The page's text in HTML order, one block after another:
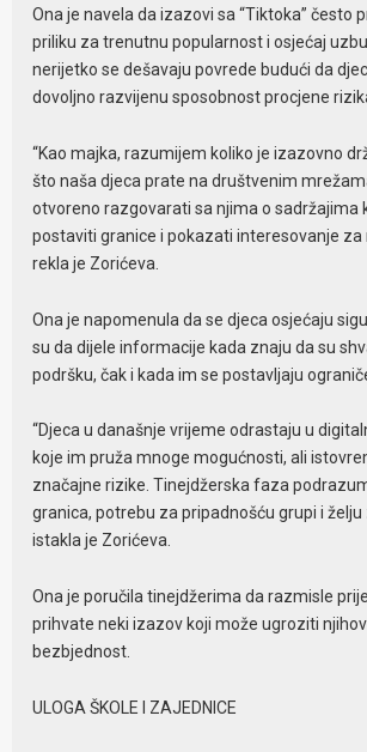
Ona je navela da izazovi sa “Tiktoka” često
priliku za trenutnu popularnost i osjećaj
nerijetko se dešavaju povrede budući da
dovoljno razvijenu sposobnost procjene
“Kao majka, razumijem koliko je izazovno
što naša djeca prate na društvenim
otvoreno razgovarati sa njima o sadržajima
postaviti granice i pokazati interesovanje za
rekla je Zorićeva.
Ona je napomenula da se djeca osjećaju
su da dijele informacije kada znaju da su
podršku, čak i kada im se postavljaju
“Djeca u današnje vrijeme odrastaju u
koje im pruža mnoge mogućnosti, ali
značajne rizike. Tinejdžerska faza
granica, potrebu za pripadnošću grupi i želju
istakla je Zorićeva.
Ona je poručila tinejdžerima da razmisle
prihvate neki izazov koji može ugroziti
bezbjednost.
ULOGA ŠKOLE I ZAJEDNICE